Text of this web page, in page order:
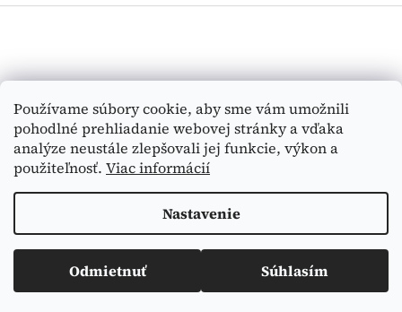
Používame súbory cookie, aby sme vám umožnili
pohodlné prehliadanie webovej stránky a vďaka
analýze neustále zlepšovali jej funkcie, výkon a
použiteľnosť. Viac informácií
Nastavenie
Odmietnuť Súhlasím
ä
HĽADAŤ
Vytvoril Shoptet
Copyright 2026Medi-Tex . Všetky práva vyhradené.